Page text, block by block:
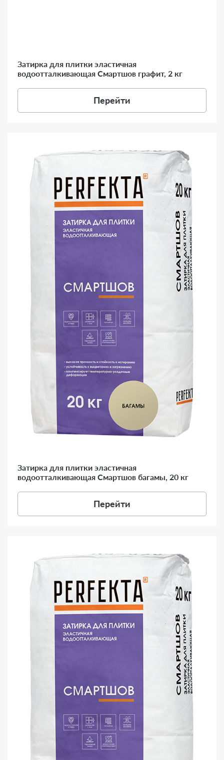
Затирка для плитки эластичная
водоотталкивающая Смартшов графит, 2 кг
Перейти
Затирка для плитки эластичная
водоотталкивающая Смартшов багамы, 20 кг
Перейти